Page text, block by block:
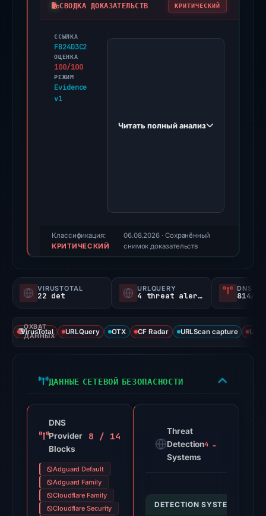
СВОДКА ДОКАЗАТЕЛЬСТВ КРИТИЧЕСКИЙ
ССЫЛКА
FB24D3C2
ОЦЕНКА
100/100
РЕЖИМ
Evidence
v1
PhishDestroy
24,
score,
not
Threat
22
VirusTotal
flagged
domain
Feb
25,
at
Читать полный анализ
Классификация:
КРИТИЧЕСКИЙ
06.08.2026 · Сохранённый
снимок доказательств
VIRUSTOTAL
22 det
URLQUERY
4 threat alerts
DNS
814/
ОХВАТ
ДАННЫХ
VirusTotal URLQuery OTX CF Radar URLScan capture
ДАННЫЕ СЕТЕВОЙ БЕЗОПАСНОСТИ
DNS
Provider
Blocks
8 / 14
Adguard Default
Adguard Family
Cloudflare Family
Cloudflare Security
Threat
Detection
Systems
4 alerts
DETECTION SYSTEM